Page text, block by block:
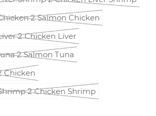
2 Salmon Chicken
2 Chicken Liver
2 Salmon Tuna
Chicken
2 Chicken Shrimp